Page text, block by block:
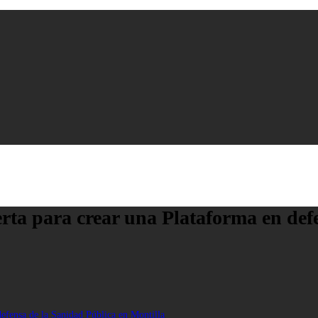
para crear una Plataforma en
de la Sanidad Pública en Montilla